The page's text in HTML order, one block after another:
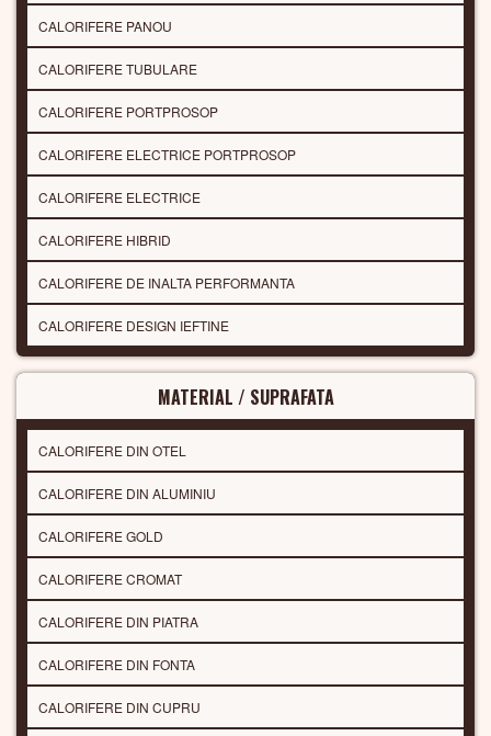
CALORIFERE PANOU
CALORIFERE TUBULARE
CALORIFERE PORTPROSOP
CALORIFERE ELECTRICE PORTPROSOP
CALORIFERE ELECTRICE
CALORIFERE HIBRID
CALORIFERE DE INALTA PERFORMANTA
CALORIFERE DESIGN IEFTINE
MATERIAL / SUPRAFATA
CALORIFERE DIN OTEL
CALORIFERE DIN ALUMINIU
CALORIFERE GOLD
CALORIFERE CROMAT
CALORIFERE DIN PIATRA
CALORIFERE DIN FONTA
CALORIFERE DIN CUPRU